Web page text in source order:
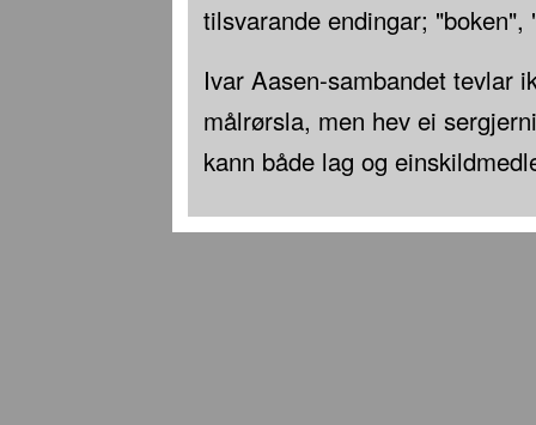
tilsvarande endingar; "boken",
Ivar Aasen-sambandet tevlar
målrørsla, men hev ei
kann både lag og